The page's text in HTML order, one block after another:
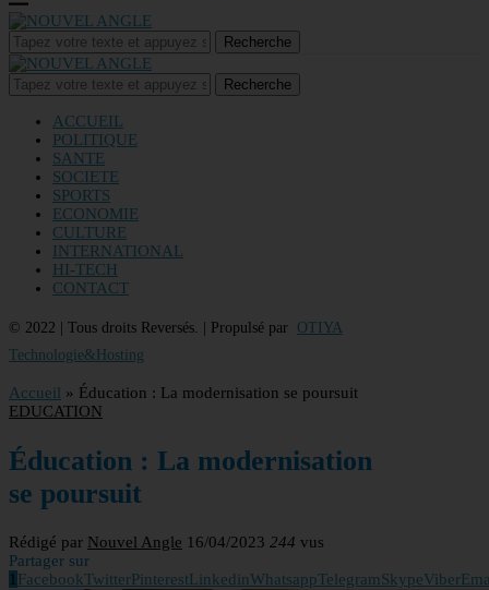
Recherche
Recherche
ACCUEIL
POLITIQUE
SANTE
SOCIETE
SPORTS
ECONOMIE
CULTURE
INTERNATIONAL
HI-TECH
CONTACT
© 2022 | Tous droits Reversés. | Propulsé par OTIYA
Technologie&Hosting
Accueil » Éducation : La modernisation se poursuit
EDUCATION
Éducation : La modernisation
se poursuit
Rédigé par Nouvel Angle 16/04/2023 244 vus
Partager sur
1 FacebookTwitterPinterestLinkedinWhatsappTelegramSkypeViber